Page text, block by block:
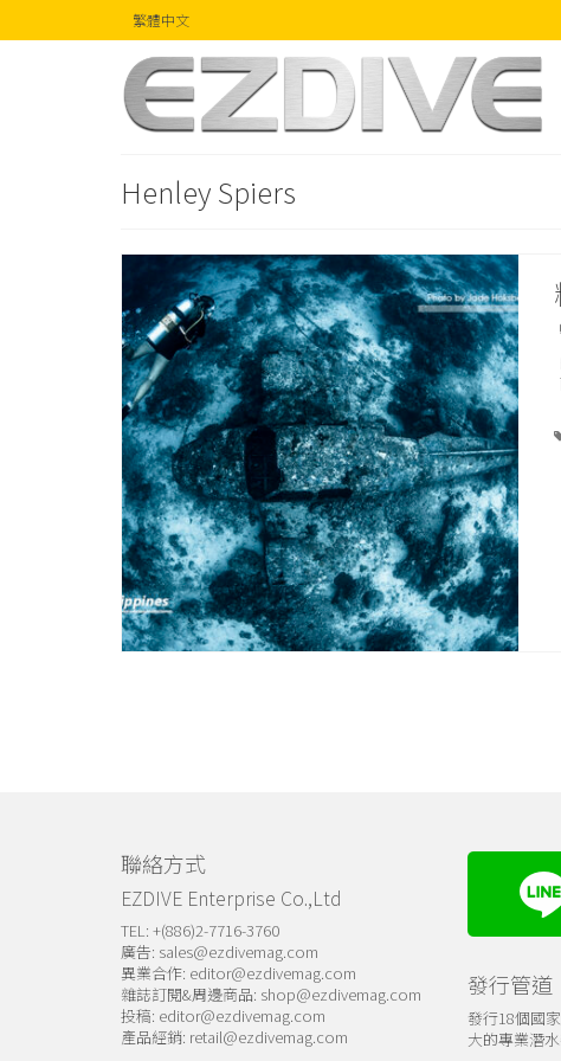
繁體中文
Henley Spiers
聯絡方式
EZDIVE Enterprise Co.,Ltd
TEL: +(886)2-7716-3760
廣告: sales@ezdivemag.com
異業合作: editor@ezdivemag.com
雜誌訂閱&周邊商品: shop@ezdivemag.com
投稿: editor@ezdivemag.com
產品經銷: retail@ezdivemag.com
發行管道
發行18個國
大的專業潛